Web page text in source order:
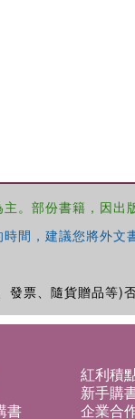
。部份書籍，因出
，建議您將外
票、隨貨贈品等)
紅利積
新手購
書
企業合